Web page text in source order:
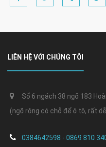
LIÊN HỆ VỚI CHÚNG TÔI
Số 6 ngách 38 ngõ 183
(ngõ rộng có chỗ để ô tô, rất
0384642598 - 0869 810